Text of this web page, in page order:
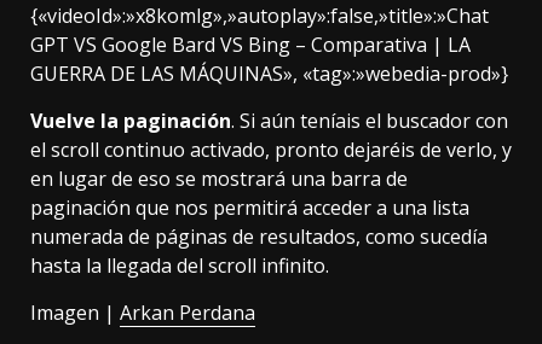
{«videoId»:»x8komlg»,»autoplay»:false,»title»:»Chat
GPT VS Google Bard VS Bing – Comparativa | LA
GUERRA DE LAS MÁQUINAS», «tag»:»webedia-prod»}
Vuelve la paginación. Si aún teníais el buscador con
el scroll continuo activado, pronto dejaréis de verlo, y
en lugar de eso se mostrará una barra de
paginación que nos permitirá acceder a una lista
numerada de páginas de resultados, como sucedía
hasta la llegada del scroll infinito.
Imagen | Arkan Perdana